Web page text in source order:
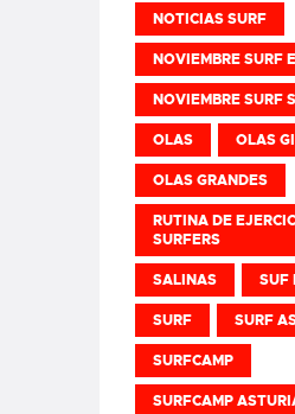
NOTICIAS SURF
NOVIEMBRE SURF
NOVIEMBRE SURF
OLAS OLAS
OLAS GRANDES
RUTINA DE
SURFERS
SALINAS SUF
SURF SURF
SURFCAMP
SURFCAMP